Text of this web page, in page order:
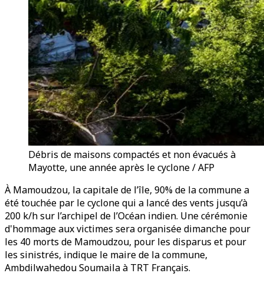
Débris de maisons compactés et non évacués à
Mayotte, une année après le cyclone / AFP
À Mamoudzou, la capitale de l’île, 90% de la commune a
été touchée par le cyclone qui a lancé des vents jusqu’à
200 k/h sur l’archipel de l’Océan indien. Une cérémonie
d'hommage aux victimes sera organisée dimanche pour
les 40 morts de Mamoudzou, pour les disparus et pour
les sinistrés, indique le maire de la commune,
Ambdilwahedou Soumaila à TRT Français.